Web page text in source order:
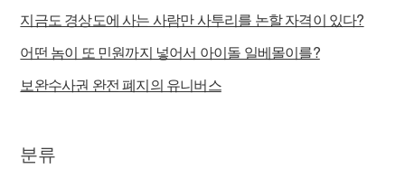
지금도 경상도에 사는 사람만 사투리를 논할 자격이 있다?
어떤 놈이 또 민원까지 넣어서 아이돌 일베몰이를?
보완수사권 완전 폐지의 유니버스
분류